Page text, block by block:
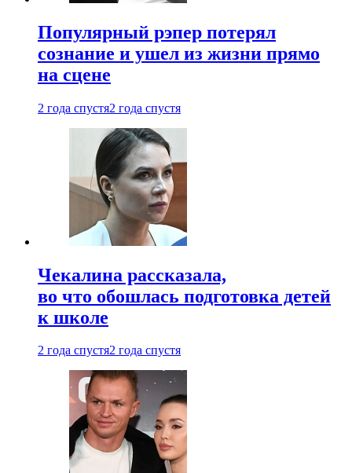
Популярный рэпер потерял
сознание и ушел из жизни прямо
на сцене
2 года спустя2 года спустя
Чекалина рассказала,
во что обошлась подготовка детей
к школе
2 года спустя2 года спустя